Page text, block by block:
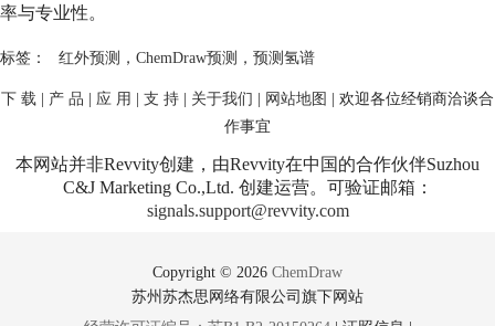
率与专业性。
标签： 红外预测 ， ChemDraw预测 ， 预测氢谱
下 载 | 产 品 | 应 用 | 支 持 | 关于我们 | 网站地图 | 欢迎各位经销商洽谈合
作事宜
本网站并非Revvity创建，由Revvity在中国的合作伙伴Suzhou
C&J Marketing Co.,Ltd. 创建运营。可验证邮箱：
signals.support@revvity.com
Copyright © 2026 ChemDraw
苏州苏杰思网络有限公司旗下网站